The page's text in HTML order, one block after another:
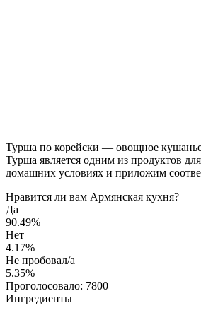
Турша по корейски — овощное кушанье,
Турша является одним из продуктов
домашних условиях и приложим
Нравится ли вам Армянская кухня?
Да
90.49%
Нет
4.17%
Не пробовал/а
5.35%
Проголосовало: 7800
Ингредиенты